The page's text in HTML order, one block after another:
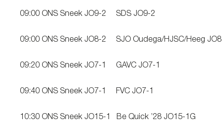
09:00 ONS Sneek JO9-2 SDS JO9-2
09:00 ONS Sneek JO8-2 SJO Oudega/HJSC/Heeg
09:20 ONS Sneek JO7-1 GAVC JO7-1
09:40 ONS Sneek JO7-1 FVC JO7-1
10:30 ONS Sneek JO15-1 Be Quick ’28 JO15-1G